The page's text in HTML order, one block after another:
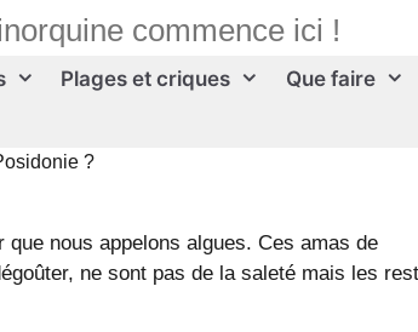
commence ici !
Plages et criques Que faire
?
nous appelons algues. Ces amas de
ne sont pas de la saleté mais les